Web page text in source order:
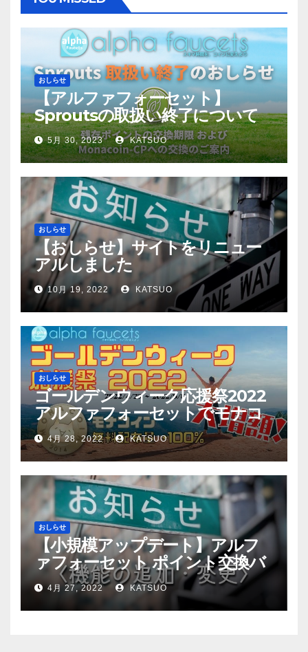
おしらせ
【アルファフォーセット】
Sproutsの取扱い終了について
5月 30, 2023 KATSUO
おしらせ
【おしらせ】サイトをリニュー
アルしました
10月 19, 2022 KATSUO
おしらせ
ゴールデンウィーク応援祭2022
アルファフォーセットでモナコ
イン配布量+100%！
4月 28, 2022 KATSUO
おしらせ
【小規模アップデート】アルフ
ァフォーセット ポイント交換バ
グ修正
4月 27, 2022 KATSUO